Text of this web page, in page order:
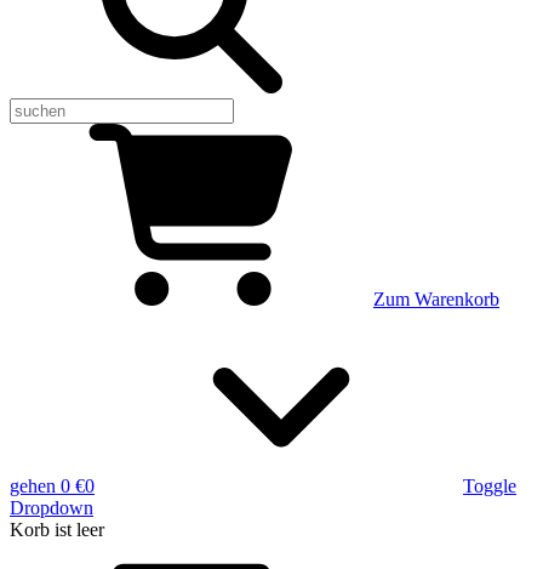
Zum Warenkorb
gehen 0 €0
Toggle
Dropdown
Korb ist leer